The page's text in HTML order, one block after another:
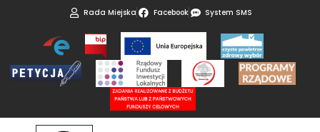
Rada Miejska Facebook System SMS